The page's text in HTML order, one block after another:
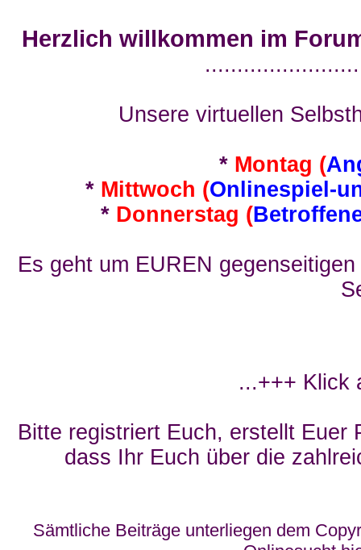
Herzlich willkommen im
Unsere virtuellen
* Montag (
* Mittwoch (Onlinespiel-
* Donnerstag (
Es geht um EUREN
...+++ Klick
Bitte registriert Euch, erstellt Euer
dass Ihr Euch über die
Sämtliche Beiträge unterliegen dem